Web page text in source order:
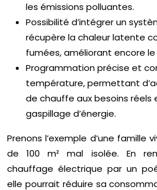
les émissions polluantes.
Possibilité d’intégrer un
récupère la chaleur latente
fumées, améliorant encore
Programmation précise et
température, permettant
de chauffe aux besoins réels
gaspillage d’énergie.
Prenons l’exemple d’une famille
de 100 m² mal isolée. En
chauffage électrique par un
elle pourrait réduire sa